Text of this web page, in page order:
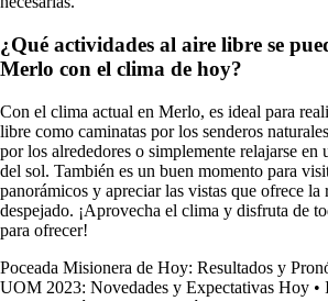
¿Qué actividades al aire libre se
Merlo con el clima de hoy?
Con el clima actual en Merlo, es ideal para
libre como caminatas por los senderos
por los alrededores o simplemente relajarse en
del sol. También es un buen momento para
panorámicos y apreciar las vistas que ofrece la
despejado. ¡Aprovecha el clima y disfruta de
para ofrecer!
Poceada Misionera de Hoy: Resultados y
UOM 2023: Novedades y Expectativas Hoy •